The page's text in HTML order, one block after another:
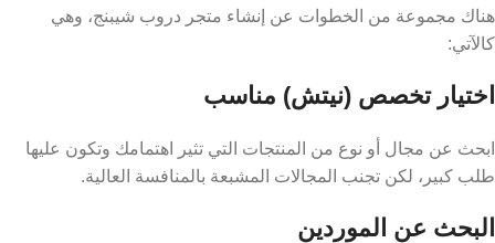
هناك مجموعة من الخطوات عن إنشاء متجر دروب شيبنج، وهي
كالآتي:
اختيار تخصص (نيتش) مناسب
ابحث عن مجال أو نوع من المنتجات التي تثير اهتمامك وتكون عليها
طلب كبير، لكن تجنب المجالات المشبعة بالمنافسة العالية.
البحث عن الموردين